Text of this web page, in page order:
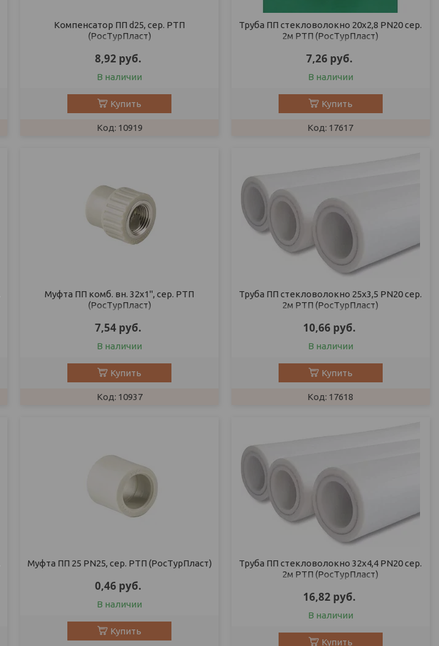
Компенсатор ПП d25, сер. РТП
(РосТурПласт)
8,92 руб.
В наличии
Купить
10919
Труба ПП стекловолокно 20х2,8 PN20 сер.
2м РТП (РосТурПласт)
7,26 руб.
В наличии
Купить
17617
Муфта ПП комб. вн. 32х1", сер. РТП
(РосТурПласт)
7,54 руб.
В наличии
Купить
10937
Труба ПП стекловолокно 25х3,5 PN20 сер.
2м РТП (РосТурПласт)
10,66 руб.
В наличии
Купить
17618
Муфта ПП 25 PN25, сер. РТП (РосТурПласт)
0,46 руб.
В наличии
Купить
Труба ПП стекловолокно 32х4,4 PN20 сер.
2м РТП (РосТурПласт)
16,82 руб.
В наличии
Купить